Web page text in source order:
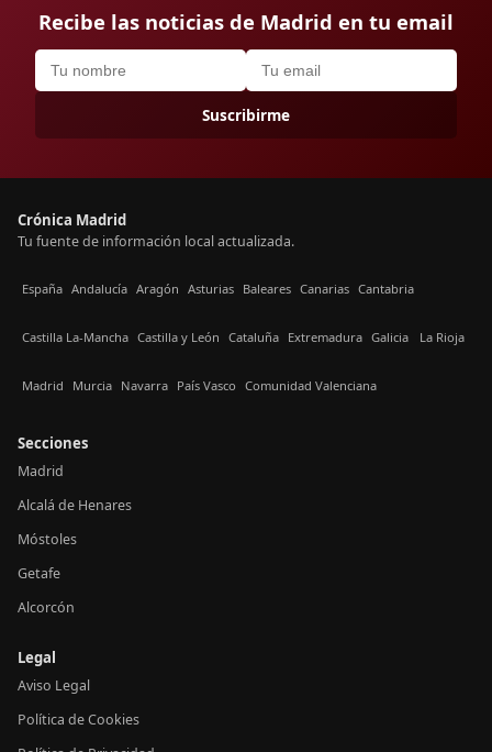
Recibe las noticias de Madrid en tu email
Suscribirme
Crónica Madrid
Tu fuente de información local actualizada.
España Andalucía Aragón Asturias Baleares Canarias Cantabria
Castilla La-Mancha Castilla y León Cataluña Extremadura Galicia La Rioja
Madrid Murcia Navarra País Vasco Comunidad Valenciana
Secciones
Madrid
Alcalá de Henares
Móstoles
Getafe
Alcorcón
Legal
Aviso Legal
Política de Cookies